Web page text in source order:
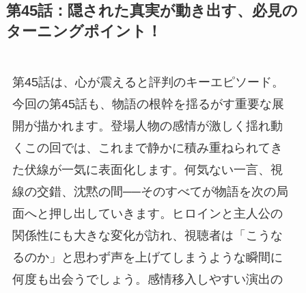
第45話：隠された真実が動き出す、必見の
ターニングポイント！
第45話は、心が震えると評判のキーエピソード。
今回の第45話も、物語の根幹を揺るがす重要な展
開が描かれます。登場人物の感情が激しく揺れ動
くこの回では、これまで静かに積み重ねられてき
た伏線が一気に表面化します。何気ない一言、視
線の交錯、沈黙の間──そのすべてが物語を次の局
面へと押し出していきます。ヒロインと主人公の
関係性にも大きな変化が訪れ、視聴者は「こうな
るのか」と思わず声を上げてしまうような瞬間に
何度も出会うでしょう。感情移入しやすい演出の